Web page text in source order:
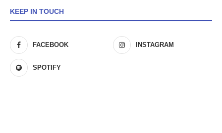
KEEP IN TOUCH
FACEBOOK INSTAGRAM
SPOTIFY